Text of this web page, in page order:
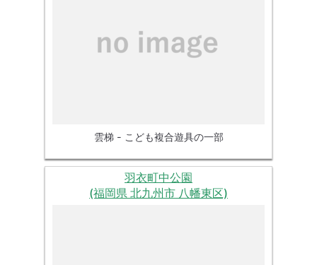
雲梯 - こども複合遊具の一部
羽衣町中公園
(福岡県 北九州市 八幡東区)